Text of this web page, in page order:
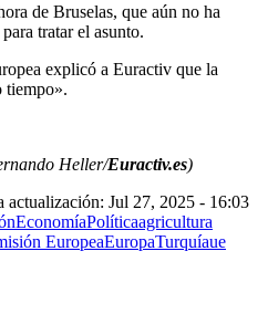
de Bruselas, que aún no ha
tratar el asunto.
explicó a Euractiv que la
tiempo».
Heller/Euractiv.es)
actualización: Jul 27, 2025 - 16:03
EconomíaPolíticaagricultura
EuropeaEuropaTurquíaue